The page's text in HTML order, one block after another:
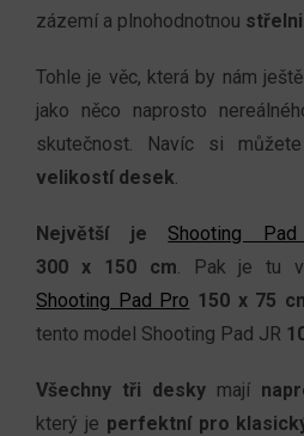
zázemí a plnohodnotnou
Tohle je věc, která by nám
jako něco naprosto
skutečnost. Navíc si
velikostí desek.
Největší je Shooting
300 x 150 cm. Pak je tu
Shooting Pad Pro 150 x 75
tento model Shooting Pad JR
Všechny tři desky mají
který je perfektní pro